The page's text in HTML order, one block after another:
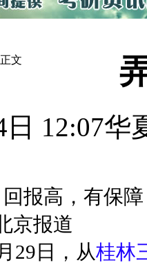
文
12:07华
报高，有保
京报道
29日，从桂林